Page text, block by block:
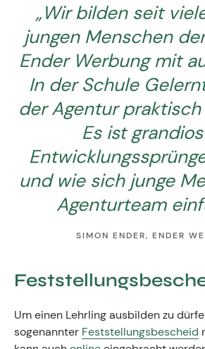
„Wir bilden seit
jungen Menschen
Ender Werbung mit
In der Schule
der Agentur
Es ist
und wie sich junge
Agenturteam
SIMON ENDER, ENDER
Um einen Lehrling ausbilden zu
sogenannter Feststellungsbescheid